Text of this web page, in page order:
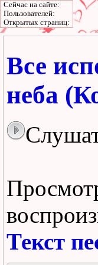
Все
неба
Текст
Сейчас на сайте:
Пользователей:
Открытых страниц: